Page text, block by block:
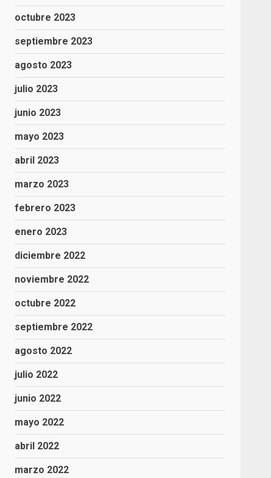
octubre 2023
septiembre 2023
agosto 2023
julio 2023
junio 2023
mayo 2023
abril 2023
marzo 2023
febrero 2023
enero 2023
diciembre 2022
noviembre 2022
octubre 2022
septiembre 2022
agosto 2022
julio 2022
junio 2022
mayo 2022
abril 2022
marzo 2022